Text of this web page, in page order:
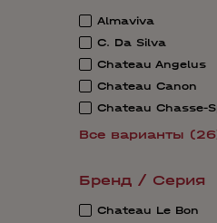
Almaviva
C. Da Silva
Chateau Angelus
Chateau Canon
Chateau Chasse-
Все варианты
Бренд / Серия
Chateau Le Bon